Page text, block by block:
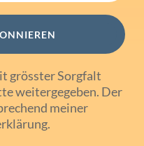
grösster Sorgfalt
weitergegeben. Der
meiner
.